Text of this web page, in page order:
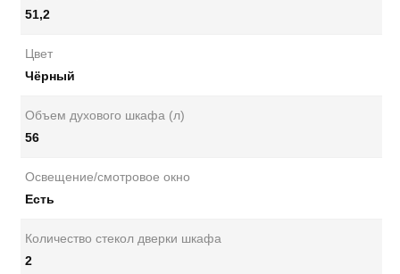
51,2
Цвет
Чёрный
Объем духового шкафа (л)
56
Освещение/смотровое окно
Есть
Количество стекол дверки шкафа
2